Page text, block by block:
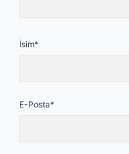
İsim*
E-Posta*